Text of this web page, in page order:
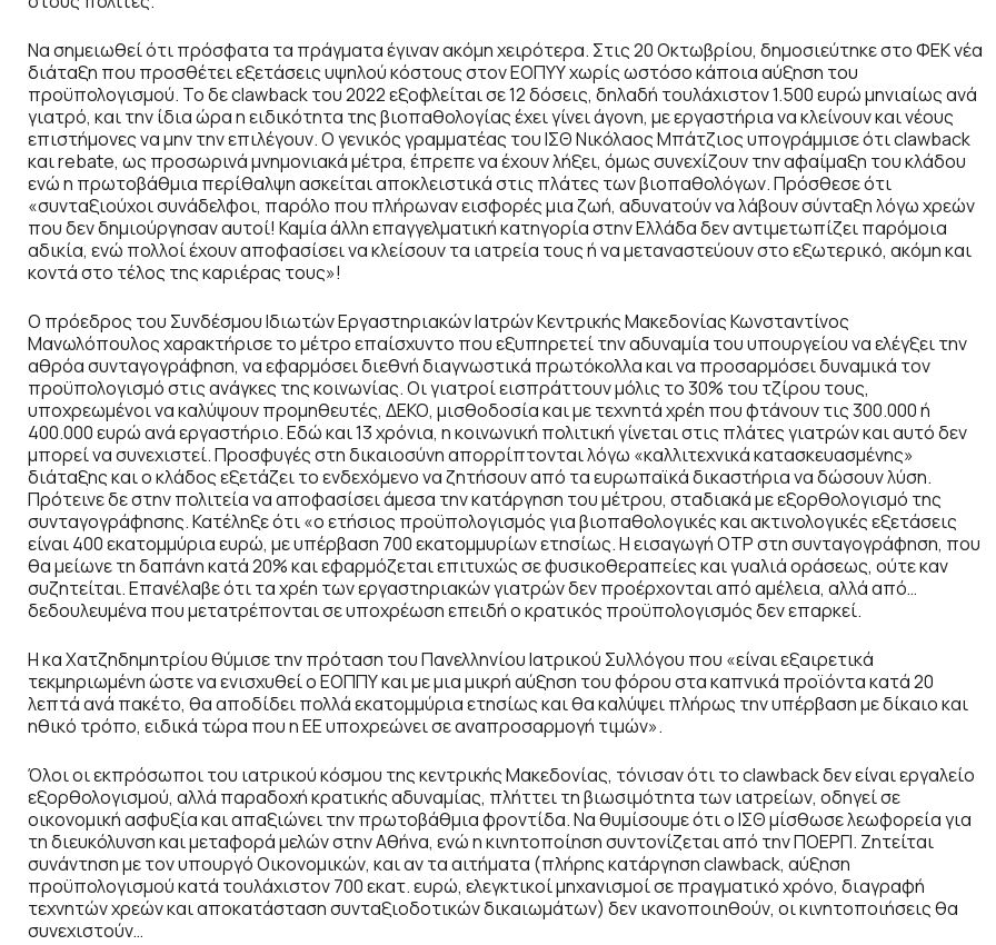
Να σημειωθεί ότι πρόσφατα τα πράγματα έγιναν ακόμη χειρότερα. Στις 20 Οκτωβρίου, δημοσιεύτηκε στο ΦΕΚ νέα
διάταξη που προσθέτει εξετάσεις υψηλού κόστους στον ΕΟΠΥΥ χωρίς ωστόσο κάποια αύξηση του
προϋπολογισμού. Το δε clawback του 2022 εξοφλείται σε 12 δόσεις, δηλαδή τουλάχιστον 1.500 ευρώ μηνιαίως ανά
γιατρό, και την ίδια ώρα η ειδικότητα της βιοπαθολογίας έχει γίνει άγονη, με εργαστήρια να κλείνουν και νέους
επιστήμονες να μην την επιλέγουν. Ο γενικός γραμματέας του ΙΣΘ Νικόλαος Μπάτζιος υπογράμμισε ότι clawback
και rebate, ως προσωρινά μνημονιακά μέτρα, έπρεπε να έχουν λήξει, όμως συνεχίζουν την αφαίμαξη του κλάδου
ενώ η πρωτοβάθμια περίθαλψη ασκείται αποκλειστικά στις πλάτες των βιοπαθολόγων. Πρόσθεσε ότι
«συνταξιούχοι συνάδελφοι, παρόλο που πλήρωναν εισφορές μια ζωή, αδυνατούν να λάβουν σύνταξη λόγω χρεών
που δεν δημιούργησαν αυτοί! Καμία άλλη επαγγελματική κατηγορία στην Ελλάδα δεν αντιμετωπίζει παρόμοια
αδικία, ενώ πολλοί έχουν αποφασίσει να κλείσουν τα ιατρεία τους ή να μεταναστεύουν στο εξωτερικό, ακόμη και
κοντά στο τέλος της καριέρας τους»!
Ο πρόεδρος του Συνδέσμου Ιδιωτών Εργαστηριακών Ιατρών Κεντρικής Μακεδονίας Κωνσταντίνος
Μανωλόπουλος χαρακτήρισε το μέτρο επαίσχυντο που εξυπηρετεί την αδυναμία του υπουργείου να ελέγξει την
αθρόα συνταγογράφηση, να εφαρμόσει διεθνή διαγνωστικά πρωτόκολλα και να προσαρμόσει δυναμικά τον
προϋπολογισμό στις ανάγκες της κοινωνίας. Οι γιατροί εισπράττουν μόλις το 30% του τζίρου τους,
υποχρεωμένοι να καλύψουν προμηθευτές, ΔΕΚΟ, μισθοδοσία και με τεχνητά χρέη που φτάνουν τις 300.000 ή
400.000 ευρώ ανά εργαστήριο. Εδώ και 13 χρόνια, η κοινωνική πολιτική γίνεται στις πλάτες γιατρών και αυτό δεν
μπορεί να συνεχιστεί. Προσφυγές στη δικαιοσύνη απορρίπτονται λόγω «καλλιτεχνικά κατασκευασμένης»
διάταξης και ο κλάδος εξετάζει το ενδεχόμενο να ζητήσουν από τα ευρωπαϊκά δικαστήρια να δώσουν λύση.
Πρότεινε δε στην πολιτεία να αποφασίσει άμεσα την κατάργηση του μέτρου, σταδιακά με εξορθολογισμό της
συνταγογράφησης. Κατέληξε ότι «ο ετήσιος προϋπολογισμός για βιοπαθολογικές και ακτινολογικές εξετάσεις
είναι 400 εκατομμύρια ευρώ, με υπέρβαση 700 εκατομμυρίων ετησίως. Η εισαγωγή OTP στη συνταγογράφηση, που
θα μείωνε τη δαπάνη κατά 20% και εφαρμόζεται επιτυχώς σε φυσικοθεραπείες και γυαλιά οράσεως, ούτε καν
συζητείται. Επανέλαβε ότι τα χρέη των εργαστηριακών γιατρών δεν προέρχονται από αμέλεια, αλλά από…
δεδουλευμένα που μετατρέπονται σε υποχρέωση επειδή ο κρατικός προϋπολογισμός δεν επαρκεί.
Η κα Χατζηδημητρίου θύμισε την πρόταση του Πανελληνίου Ιατρικού Συλλόγου που «είναι εξαιρετικά
τεκμηριωμένη ώστε να ενισχυθεί ο ΕΟΠΠΥ και με μια μικρή αύξηση του φόρου στα καπνικά προϊόντα κατά 20
λεπτά ανά πακέτο, θα αποδίδει πολλά εκατομμύρια ετησίως και θα καλύψει πλήρως την υπέρβαση με δίκαιο και
ηθικό τρόπο, ειδικά τώρα που η ΕΕ υποχρεώνει σε αναπροσαρμογή τιμών».
Όλοι οι εκπρόσωποι του ιατρικού κόσμου της κεντρικής Μακεδονίας, τόνισαν ότι το clawback δεν είναι εργαλείο
εξορθολογισμού, αλλά παραδοχή κρατικής αδυναμίας, πλήττει τη βιωσιμότητα των ιατρείων, οδηγεί σε
οικονομική ασφυξία και απαξιώνει την πρωτοβάθμια φροντίδα. Να θυμίσουμε ότι ο ΙΣΘ μίσθωσε λεωφορεία για
τη διευκόλυνση και μεταφορά μελών στην Αθήνα, ενώ η κινητοποίηση συντονίζεται από την ΠΟΕΡΓΙ. Ζητείται
συνάντηση με τον υπουργό Οικονομικών, και αν τα αιτήματα (πλήρης κατάργηση clawback, αύξηση
προϋπολογισμού κατά τουλάχιστον 700 εκατ. ευρώ, ελεγκτικοί μηχανισμοί σε πραγματικό χρόνο, διαγραφή
τεχνητών χρεών και αποκατάσταση συνταξιοδοτικών δικαιωμάτων) δεν ικανοποιηθούν, οι κινητοποιήσεις θα
συνεχιστούν…